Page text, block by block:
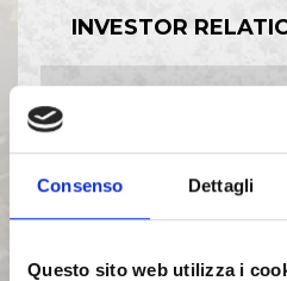
Consenso Dettagli
Questo sito web utilizza i
INVESTOR
CALENDARIO
EVENTI E